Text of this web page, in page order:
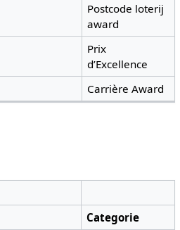
Postcode loterij
award
Prix
d’Excellence
Carrière Award
Categorie